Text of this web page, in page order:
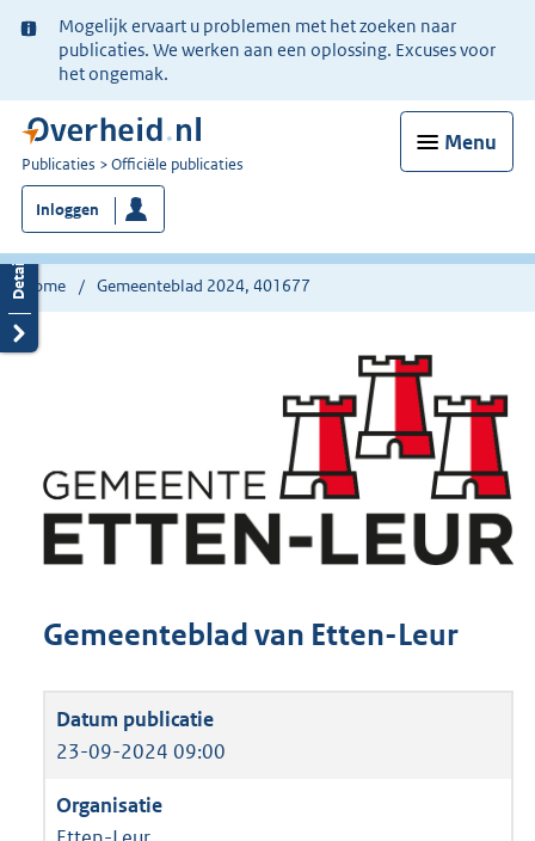
Ter
informatie:
Mogelijk ervaart u problemen met het zoeken naar
publicaties. We werken aan een oplossing. Excuses voor
het ongemak.
Menu
U
bent
nu
hier:
Publicaties Officiële publicaties
Inloggen
Home Gemeenteblad 2024, 401677
Gemeenteblad van Etten-Leur
23-09-2024 09:00